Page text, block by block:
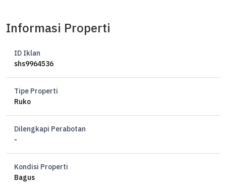
Air Jetpump
Carport 2 Mobil
Hadap Utara
Harga 2M Nego
Informasi Properti
ID Iklan
shs9964536
Tipe Properti
Ruko
Dilengkapi Perabotan
-
Kondisi Properti
Bagus